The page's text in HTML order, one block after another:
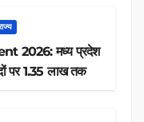
2026: मध्य प्रदेश
पर 1.35 लाख तक